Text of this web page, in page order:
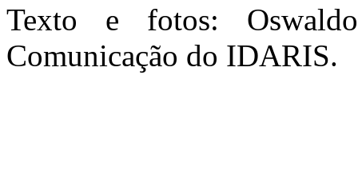
Texto e fotos:
Comunicação do IDARIS.